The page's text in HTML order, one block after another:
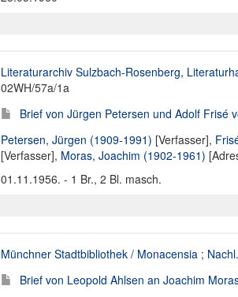
Literaturarchiv Sulzbach-Rosenberg,
02WH/57a/1a
Brief von Jürgen Petersen und Adolf Frisé
Petersen, Jürgen (1909-1991) [Verfasser],
[Verfasser], Moras, Joachim (1902-1961)
01.11.1956. - 1 Br., 2 Bl. masch.
Münchner Stadtbibliothek / Monacensia ;
Brief von Leopold Ahlsen an Joachim